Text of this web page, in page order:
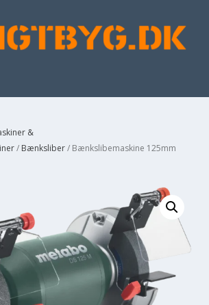
&
/ Bænksliber/ Bænkslibemaskine 125mm